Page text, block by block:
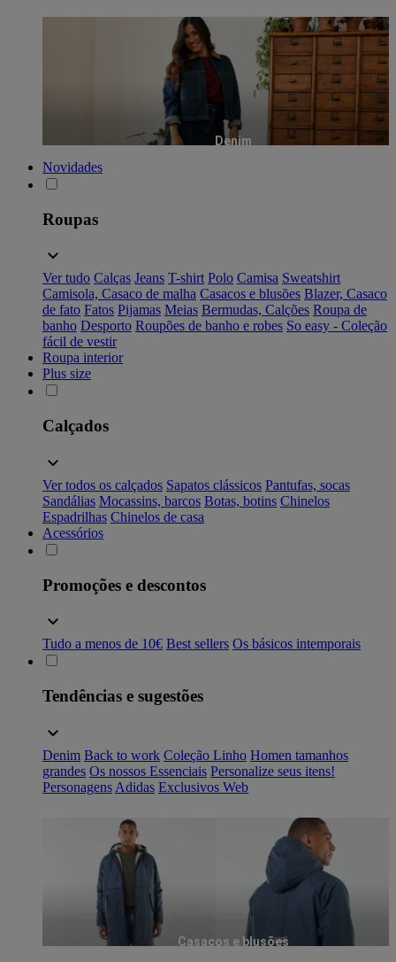
Denim
Novidades
Roupas
Ver tudo Calças Jeans T-shirt Polo Camisa Sweatshirt
Camisola, Casaco de malha Casacos e blusões Blazer, Casaco
de fato Fatos Pijamas Meias Bermudas, Calções Roupa de
banho Desporto Roupões de banho e robes So easy - Coleção
fácil de vestir
Roupa interior
Plus size
Calçados
Ver todos os calçados Sapatos clássicos Pantufas, socas
Sandálias Mocassins, barcos Botas, botins Chinelos
Espadrilhas Chinelos de casa
Acessórios
Promoções e descontos
Tudo a menos de 10€ Best sellers Os básicos intemporais
Tendências e sugestões
Denim Back to work Coleção Linho Homen tamanhos
grandes Os nossos Essenciais Personalize seus itens!
Personagens Adidas Exclusivos Web
Casacos e blusões